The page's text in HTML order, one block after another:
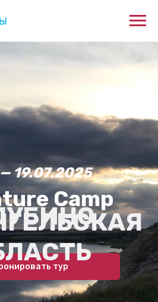
тур
19.07.2025
Camp